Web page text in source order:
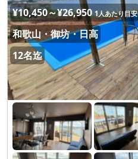
¥10,450～¥26,950 1人あたり目安
和歌山・御坊・日高
12名迄